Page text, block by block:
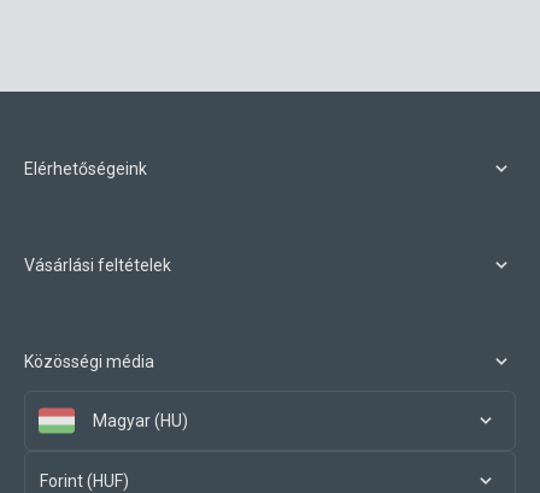
Elérhetőségeink
Vásárlási feltételek
Közösségi média
Magyar (HU)
Forint (HUF)